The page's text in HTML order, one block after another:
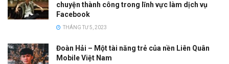
chuyện thành công trong lĩnh vực làm dịch vụ
Facebook
THÁNG TƯ 5, 2023
Đoàn Hải – Một tài năng trẻ của nền Liên Quân
Mobile Việt Nam